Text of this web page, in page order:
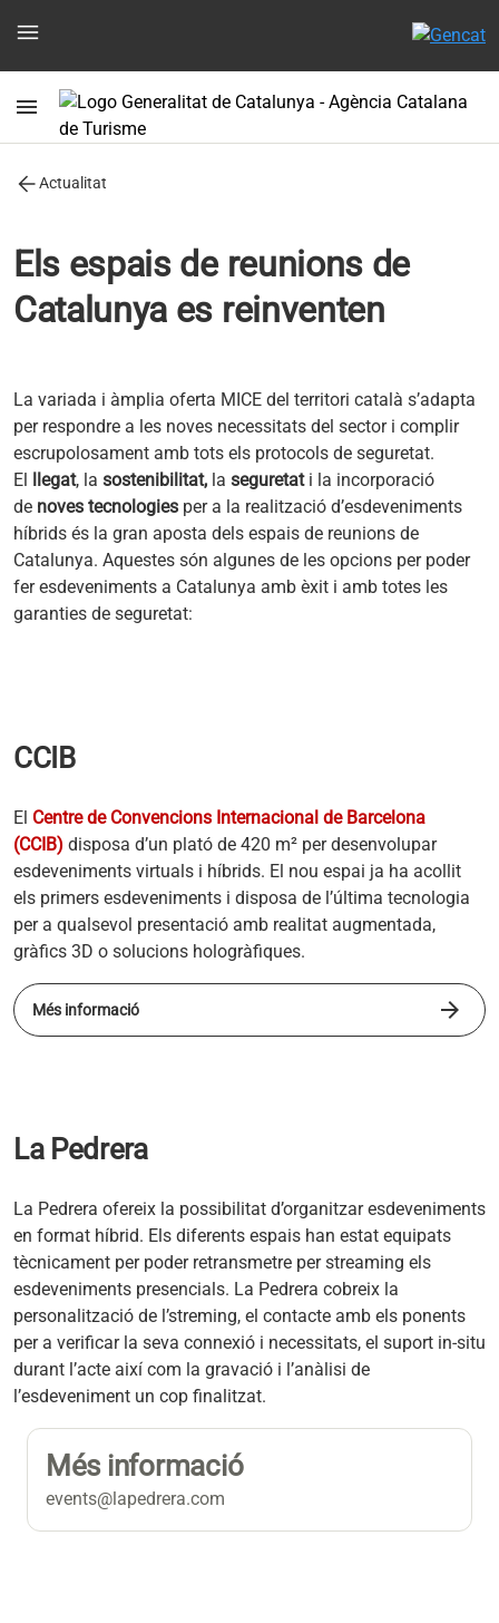
menu
menu
arrow_backActualitat
Els espais de reunions de
Catalunya es reinventen
La variada i àmplia oferta MICE del territori català s’adapta
per respondre a les noves necessitats del sector i complir
escrupolosament amb tots els protocols de seguretat.
El llegat, la sostenibilitat, la seguretati la incorporació
de noves tecnologies per a la realització d’esdeveniments
híbrids és la gran aposta dels espais de reunions de
Catalunya. Aquestes són algunes de les opcions per poder
fer esdeveniments a Catalunya amb èxit i amb totes les
garanties de seguretat:
CCIB
El Centre de Convencions Internacional de Barcelona
(CCIB) disposa d’un plató de 420 m² per desenvolupar
esdeveniments virtuals i híbrids. El nou espai ja ha acollit
els primers esdeveniments i disposa de l’última tecnologia
per a qualsevol presentació amb realitat augmentada,
gràfics 3D o solucions hologràfiques.
Més informació arrow_forward
s'obre en una pestanya nova
La Pedrera
La Pedrera ofereix la possibilitat d’organitzar esdeveniments
en format híbrid. Els diferents espais han estat equipats
tècnicament per poder retransmetre per streaming els
esdeveniments presencials. La Pedrera cobreix la
personalització de l’streming, el contacte amb els ponents
per a verificar la seva connexió i necessitats, el suport in-situ
durant l’acte així com la gravació i l’anàlisi de
l’esdeveniment un cop finalitzat.
Més informació
events@lapedrera.com